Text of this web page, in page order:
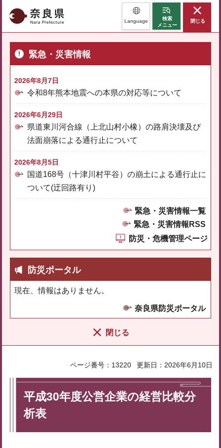
奈良県 Language
検索
メニュー
閉じる
緊急・災害情報
2026年8月7日
令和8年熊本地震への本県の対応等について
2026年6月29日
県道東川河合線（上北山村小橡）の路肩決壊及び
法面崩落による通行止について
2026年8月5日
国道168号（十津川村平谷）の崩土による通行止に
ついて(迂回路有り)
緊急・災害情報一覧
緊急・災害情報RSS
防災・危機管理ページ
防災ポータル
現在、情報はありません。
奈良県防災ポータル
閉じる
ページ番号：13220 更新日：2026年6月10日
平成30年度公営企業の経営比較分
析表